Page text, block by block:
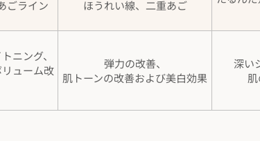
ごライン
ほうれい線、二重あご
ニング、
ューム改
弾力の改善、
肌トーンの改善および美白効果
深い